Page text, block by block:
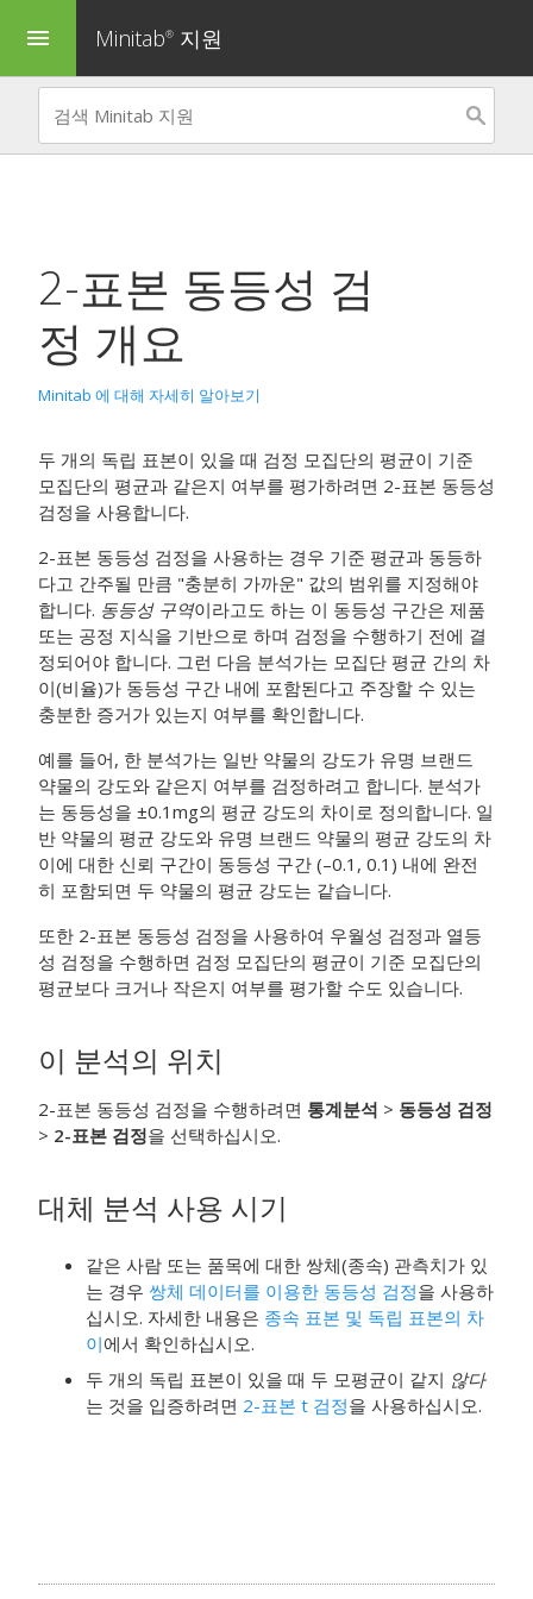
menu Minitab® 지원
2-표본 동등성 검
정 개요
Minitab 에 대해 자세히 알아보기
두 개의 독립 표본이 있을 때 검정 모집단의 평균이 기준
모집단의 평균과 같은지 여부를 평가하려면 2-표본 동등성
검정을 사용합니다.
2-표본 동등성 검정을 사용하는 경우 기준 평균과 동등하
다고 간주될 만큼 "충분히 가까운" 값의 범위를 지정해야
합니다. 동등성 구역이라고도 하는 이 동등성 구간은 제품
또는 공정 지식을 기반으로 하며 검정을 수행하기 전에 결
정되어야 합니다. 그런 다음 분석가는 모집단 평균 간의 차
이(비율)가 동등성 구간 내에 포함된다고 주장할 수 있는
충분한 증거가 있는지 여부를 확인합니다.
예를 들어, 한 분석가는 일반 약물의 강도가 유명 브랜드
약물의 강도와 같은지 여부를 검정하려고 합니다. 분석가
는 동등성을 ±0.1mg의 평균 강도의 차이로 정의합니다. 일
반 약물의 평균 강도와 유명 브랜드 약물의 평균 강도의 차
이에 대한 신뢰 구간이 동등성 구간 (–0.1, 0.1) 내에 완전
히 포함되면 두 약물의 평균 강도는 같습니다.
또한 2-표본 동등성 검정을 사용하여 우월성 검정과 열등
성 검정을 수행하면 검정 모집단의 평균이 기준 모집단의
평균보다 크거나 작은지 여부를 평가할 수도 있습니다.
이 분석의 위치
2-표본 동등성 검정을 수행하려면 통계분석 > 동등성 검정
> 2-표본 검정을 선택하십시오.
대체 분석 사용 시기
같은 사람 또는 품목에 대한 쌍체(종속) 관측치가 있
는 경우 쌍체 데이터를 이용한 동등성 검정을 사용하
십시오. 자세한 내용은 종속 표본 및 독립 표본의 차
이에서 확인하십시오.
두 개의 독립 표본이 있을 때 두 모평균이 같지 않다
는 것을 입증하려면 2-표본 t 검정을 사용하십시오.